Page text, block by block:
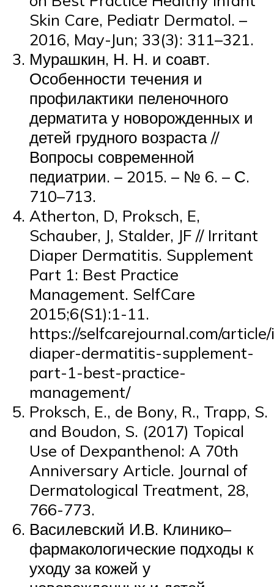
Skin Care, Pediatr Dermatol. –
2016, May-Jun; 33(3): 311–321.
Мурашкин, Н. Н. и соавт.
Особенности течения и
профилактики пеленочного
дерматита у новорожденных и
детей грудного возраста //
Вопросы современной
педиатрии. – 2015. – № 6. – С.
710–713.
Atherton, D, Proksch, E,
Schauber, J, Stalder, JF // Irritant
Diaper Dermatitis. Supplement
Part 1: Best Practice
Management. SelfCare
2015;6(S1):1-11.
https://selfcarejournal.com/
diaper-dermatitis-supplement-
part-1-best-practice-
management/
Proksch, E., de Bony, R., Trapp, S.
and Boudon, S. (2017) Topical
Use of Dexpanthenol: A 70th
Anniversary Article. Journal of
Dermatological Treatment, 28,
766-773.
Василевский И.В. Клинико–
фармакологические подходы к
уходу за кожей у